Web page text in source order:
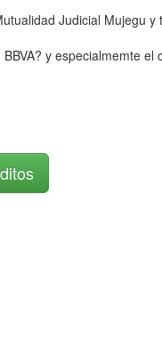
Judicial Mujegu
y especialmemte el